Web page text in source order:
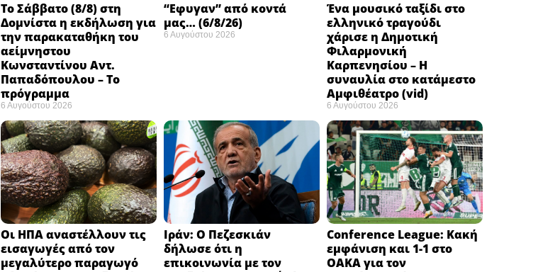
Το Σάββατο (8/8) στη
Δομνίστα η εκδήλωση για
την παρακαταθήκη του
αείμνηστου
Κωνσταντίνου Αντ.
Παπαδόπουλου – Το
πρόγραμμα
6 Αυγούστου 2026
“Εφυγαν” από κοντά
μας… (6/8/26)
6 Αυγούστου 2026
Ένα μουσικό ταξίδι στο
ελληνικό τραγούδι
χάρισε η Δημοτική
Φιλαρμονική
Καρπενησίου – Η
συναυλία στο κατάμεστο
Αμφιθέατρο (vid)
6 Αυγούστου 2026
Οι ΗΠΑ αναστέλλουν τις
εισαγωγές από τον
μεγαλύτερο παραγωγό
Ιράν: Ο Πεζεσκιάν
δήλωσε ότι η
επικοινωνία με τον
Conference League: Κακή
εμφάνιση και 1-1 στο
ΟΑΚΑ για τον